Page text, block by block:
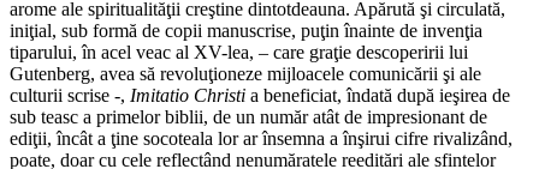
arome ale spiritualităţii creştine dintotdeauna. Apărută şi circulată,
iniţial, sub formă de copii manuscrise, puţin înainte de invenţia
tiparului, în acel veac al XV-lea, – care graţie descoperirii lui
Gutenberg, avea să revoluţioneze mijloacele comunicării şi ale
culturii scrise -, Imitatio Christi a beneficiat, îndată după ieşirea de
sub teasc a primelor biblii, de un număr atât de impresionant de
ediţii, încât a ţine socoteala lor ar însemna a înşirui cifre rivalizând,
poate, doar cu cele reflectând nenumăratele reeditări ale sfintelor